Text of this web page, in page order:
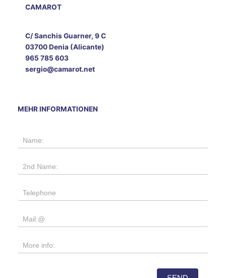
CAMAROT
C/ Sanchis Guarner, 9 C
03700 Denia (Alicante)
965 785 603
sergio@camarot.net
MEHR INFORMATIONEN